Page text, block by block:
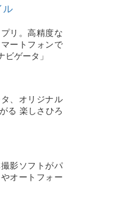
ル
リ。高精度な
ートフォンで
ビゲータ」
、オリジナル
る 楽しさひろ
影ソフトがパ
オートフォー